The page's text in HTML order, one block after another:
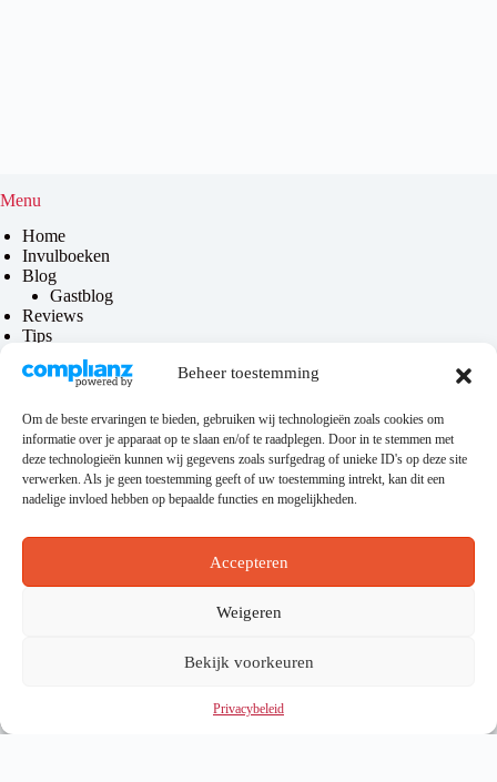
Beheer toestemming
Om de beste ervaringen te bieden, gebruiken wij technologieën zoals cookies om
informatie over je apparaat op te slaan en/of te raadplegen. Door in te stemmen met
deze technologieën kunnen wij gegevens zoals surfgedrag of unieke ID's op deze site
verwerken. Als je geen toestemming geeft of uw toestemming intrekt, kan dit een
nadelige invloed hebben op bepaalde functies en mogelijkheden.
Accepteren
Weigeren
Bekijk voorkeuren
Privacybeleid
Menu
Home
Invulboeken
Blog
Gastblog
Reviews
Tips
Over mij
Privacy & disclaimer
Privacybeleid
Disclaimer
betrouwbare hostingprovider? Zie dandeze link
Copyright © 2026 - WordPress thema door